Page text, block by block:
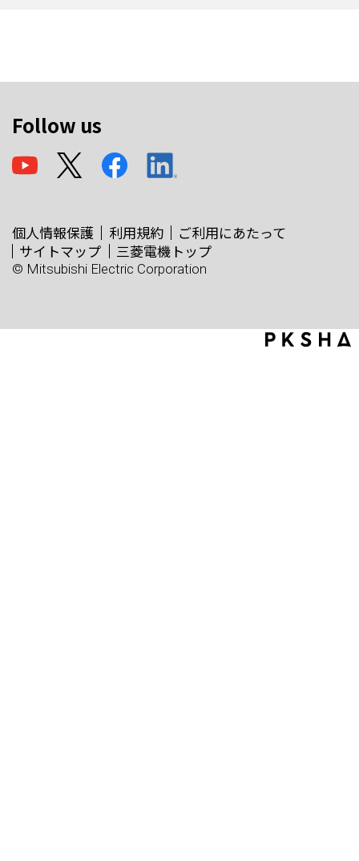
Follow us
個人情報保護 利用規約
ご利用にあたって
サイトマップ
三菱電機トップ
© Mitsubishi Electric Corporation